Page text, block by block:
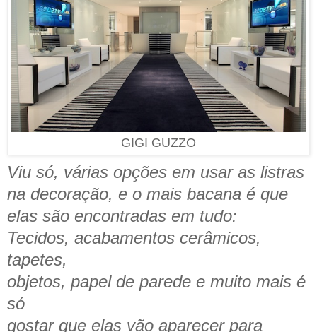
GIGI GUZZO
Viu só, várias opções em usar as listras
na decoração, e o mais bacana é que
elas são encontradas em tudo:
Tecidos, acabamentos cerâmicos,
tapetes,
objetos, papel de parede e muito mais é
só
gostar que elas vão aparecer para